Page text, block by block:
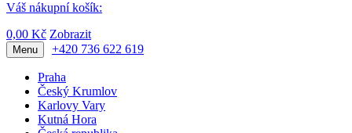
Váš nákupní košík:
0,00 Kč Zobrazit
Menu +420 736 622 619
Praha
Český Krumlov
Karlovy Vary
Kutná Hora